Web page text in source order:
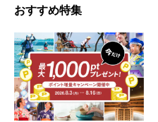
おすすめ特集